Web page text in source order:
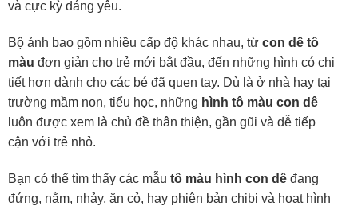
và cực kỳ đáng yêu.
Bộ ảnh bao gồm nhiều cấp độ khác nhau, từ con dê tô
màu đơn giản cho trẻ mới bắt đầu, đến những hình có chi
tiết hơn dành cho các bé đã quen tay. Dù là ở nhà hay tại
trường mầm non, tiểu học, những hình tô màu con dê
luôn được xem là chủ đề thân thiện, gần gũi và dễ tiếp
cận với trẻ nhỏ.
Bạn có thể tìm thấy các mẫu tô màu hình con dê đang
đứng, nằm, nhảy, ăn cỏ, hay phiên bản chibi và hoạt hình